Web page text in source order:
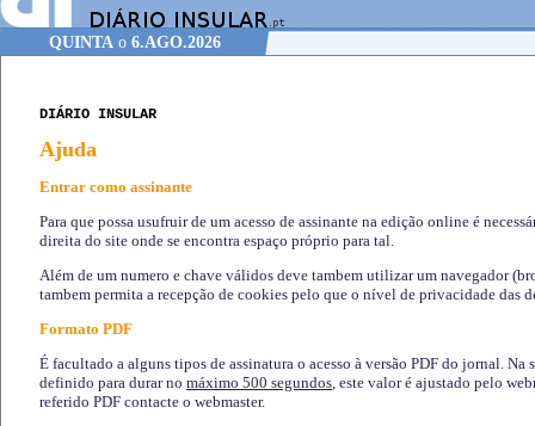
QUINTAo 6.AGO.2026
DIÁRIO INSULAR
Ajuda
Entrar como assinante
Para que possa usufruir de um acesso de assinante na edição online é
direita do site onde se encontra espaço próprio para tal.
Além de um numero e chave válidos deve tambem utilizar um navegador
tambem permita a recepção de cookies pelo que o nível de privacidade das
Formato PDF
É facultado a alguns tipos de assinatura o acesso à versão PDF do jornal. Na
definido para durar no máximo 500 segundos, este valor é ajustado pelo
referido PDF contacte o webmaster.